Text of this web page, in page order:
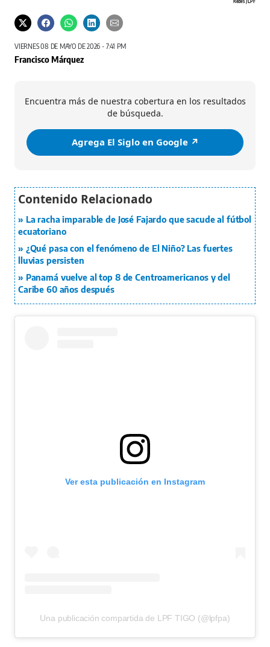
VIERNES 08 DE MAYO DE 2026 - 7:41 PM
Francisco Márquez
Encuentra más de nuestra cobertura en los resultados
de búsqueda.
Agrega El Siglo en Google ↗️
La racha imparable de José Fajardo que sacude al fútbol
ecuatoriano
¿Qué pasa con el fenómeno de El Niño? Las fuertes
lluvias persisten
Panamá vuelve al top 8 de Centroamericanos y del
Caribe 60 años después
Ver esta publicación en Instagram
Una publicación compartida de LPF TIGO (@lpfpa)